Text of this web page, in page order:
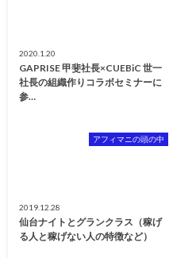
2020.1.20
GAPRISE 甲斐社長×CUEBiC 世一
社長の組織作りコラボセミナーに
参…
アフィマニの頭の中
2019.12.28
仙台ナイトとグランクラス（稼げ
る人と稼げない人の特徴など）